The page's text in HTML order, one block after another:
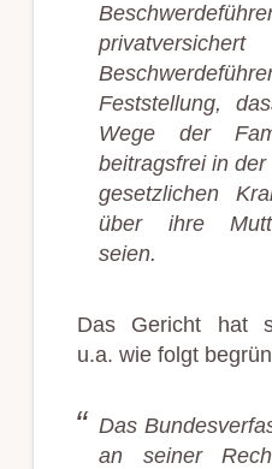
Feststellung,
Wege der
beitragsfrei in der
gesetzlichen
über ihre
seien.
Das Gericht hat
u.a. wie folgt
Das
an seiner